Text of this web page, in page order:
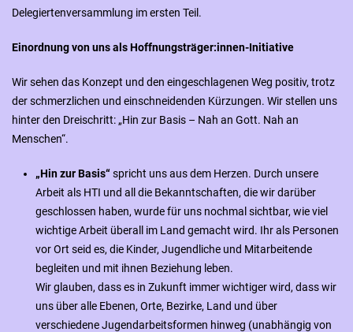
Delegiertenversammlung im ersten Teil.
Einordnung von uns als Hoffnungsträger:innen-Initiative
Wir sehen das Konzept und den eingeschlagenen Weg positiv, trotz
der schmerzlichen und einschneidenden Kürzungen. Wir stellen uns
hinter den Dreischritt: „Hin zur Basis – Nah an Gott. Nah an
Menschen“.
„Hin zur Basis“spricht uns aus dem Herzen. Durch unsere
Arbeit als HTI und all die Bekanntschaften, die wir darüber
geschlossen haben, wurde für uns nochmal sichtbar, wie viel
wichtige Arbeit überall im Land gemacht wird. Ihr als Personen
vor Ort seid es, die Kinder, Jugendliche und Mitarbeitende
begleiten und mit ihnen Beziehung leben.
Wir glauben, dass es in Zukunft immer wichtiger wird, dass wir
uns über alle Ebenen, Orte, Bezirke, Land und über
verschiedene Jugendarbeitsformen hinweg (unabhängig von